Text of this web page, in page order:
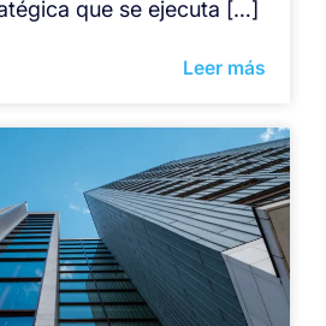
que se ejecuta […]
Leer más